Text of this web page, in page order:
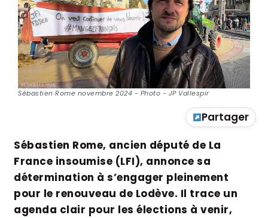
Sébastien Rome novembre 2024 - Photo - JP Vallespir
Partager
Sébastien Rome, ancien député de La
France insoumise (LFI), annonce sa
détermination à s’engager pleinement
pour le renouveau de Lodève. Il trace un
agenda clair pour les élections à venir,